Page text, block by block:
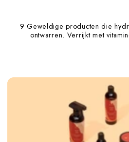
9 Geweldige producten die
ontwarren. Verrijkt met